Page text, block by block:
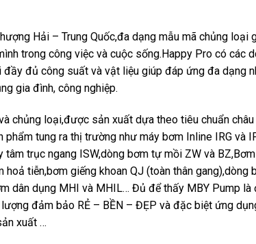
Hải – Trung Quốc,đa dạng mẫu mã chủng loại
trong công việc và cuộc sống.Happy Pro có các
đủ công suất và vật liệu giúp đáp ứng đa dạng
gia đình, công nghiệp.
chủng loại,được sản xuất dựa theo tiêu chuẩn
tung ra thị trường như máy bơm Inline IRG và
trục ngang ISW,dòng bơm tự mồi ZW và
hoả tiễn,bơm giếng khoan QJ (toàn thân gang),dòng
dân dụng MHI và MHIL… Đủ để thấy MBY Pump là
đảm bảo RẺ – BỀN – ĐẸP và đặc biệt ứng
xuất …